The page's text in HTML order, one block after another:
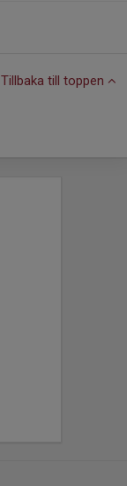
Tillbaka till toppen